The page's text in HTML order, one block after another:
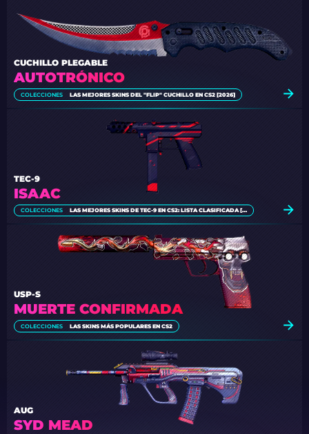
AUTOTRÓNICO
CUCHILLO PLEGABLE
COLECCIONES LAS MEJORES SKINS DEL "FLIP" CUCHILLO EN CS2 [2026]
ISAAC
TEC-9
COLECCIONES LAS MEJORES SKINS DE TEC-9 EN CS2: LISTA CLASIFICADA [2026]
MUERTE CONFIRMADA
USP-S
COLECCIONES LAS SKINS MÁS POPULARES EN CS2
SYD MEAD
AUG